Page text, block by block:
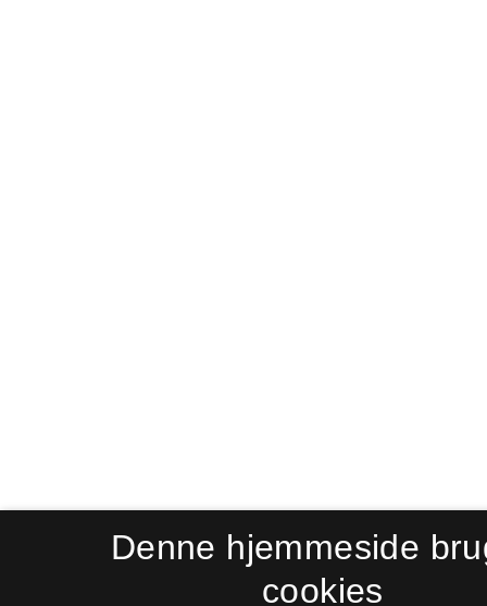
Denne hjemmeside
cookies